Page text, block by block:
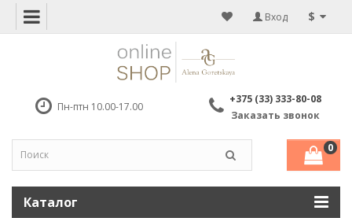
$
Вход
Пн-птн 10.00-17.00
+375 (33) 333-80-08
Заказать звонок
0
Каталог